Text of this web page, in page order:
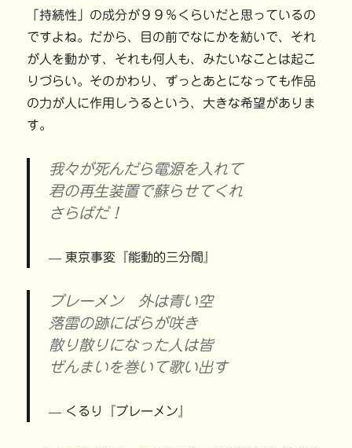
「持続性」の成分が９９％くらいだと思っているの
ですよね。だから、目の前でなにかを紡いで、それ
が人を動かす、それも何人も、みたいなことは起こ
りづらい。そのかわり、ずっとあとになっても作品
の力が人に作用しうるという、大きな希望がありま
す。
我々が死んだら電源を入れて
君の再生装置で蘇らせてくれ
さらばだ！
東京事変『能動的三分間』
ブレーメン 外は青い空
落雷の跡にばらが咲き
散り散りになった人は皆
ぜんまいを巻いて歌い出す
くるり『ブレーメン』